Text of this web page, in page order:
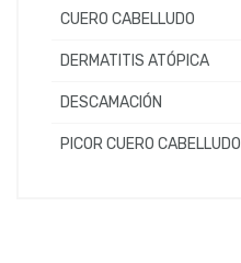
CUERO CABELLUDO
DERMATITIS ATÓPICA
DESCAMACIÓN
PICOR CUERO CABELLUDO